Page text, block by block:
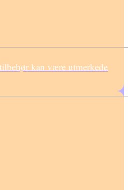
kan være utmerkede